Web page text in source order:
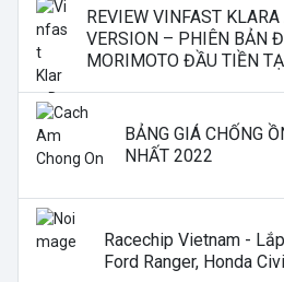
REVIEW VINFAST
VERSION – PHIÊN BẢN
MORIMOTO ĐẦU TIỀN
BẢNG GIÁ CHỐNG
NHẤT 2022
Racechip Vietnam -
Ford Ranger, Honda